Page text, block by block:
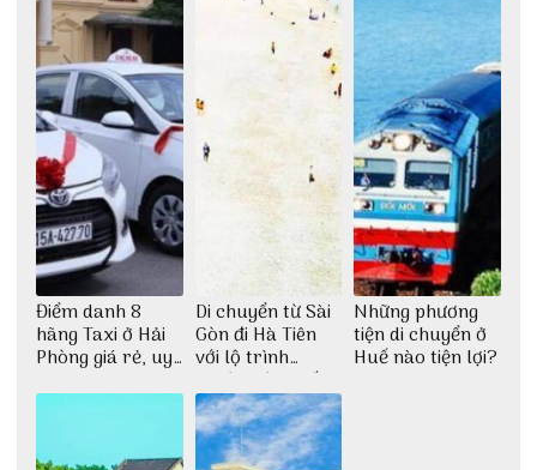
Điểm danh 8
hãng Taxi ở Hải
Phòng giá rẻ, uy
Di chuyển từ Sài
Gòn đi Hà Tiên
với lộ trình
thuận tiện nhất
Những phương
tiện di chuyển ở
Huế nào tiện lợi?